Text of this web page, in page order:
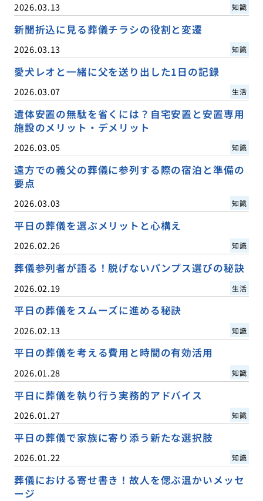
2026.03.13 知識
新聞折込に見る葬儀チラシの役割と変遷
2026.03.13 知識
愛犬レオと一緒に父を送り出した1日の記録
2026.03.07 生活
遺体安置の無駄を省くには？自宅安置と安置専用
施設のメリット・デメリット
2026.03.05 知識
遠方での義父の葬儀に参列する際の宿泊と準備の
要点
2026.03.03 知識
平日の葬儀を選ぶメリットと心構え
2026.02.26 知識
葬儀参列者が語る！脱げないパンプス選びの秘訣
2026.02.19 生活
平日の葬儀をスムーズに進める秘訣
2026.02.13 知識
平日の葬儀を考える費用と時間の有効活用
2026.01.28 知識
平日に葬儀を執り行う実務的アドバイス
2026.01.27 知識
平日の葬儀で家族に寄り添う新たな選択肢
2026.01.22 知識
葬儀における寄せ書き！故人を偲ぶ温かいメッセ
ージ